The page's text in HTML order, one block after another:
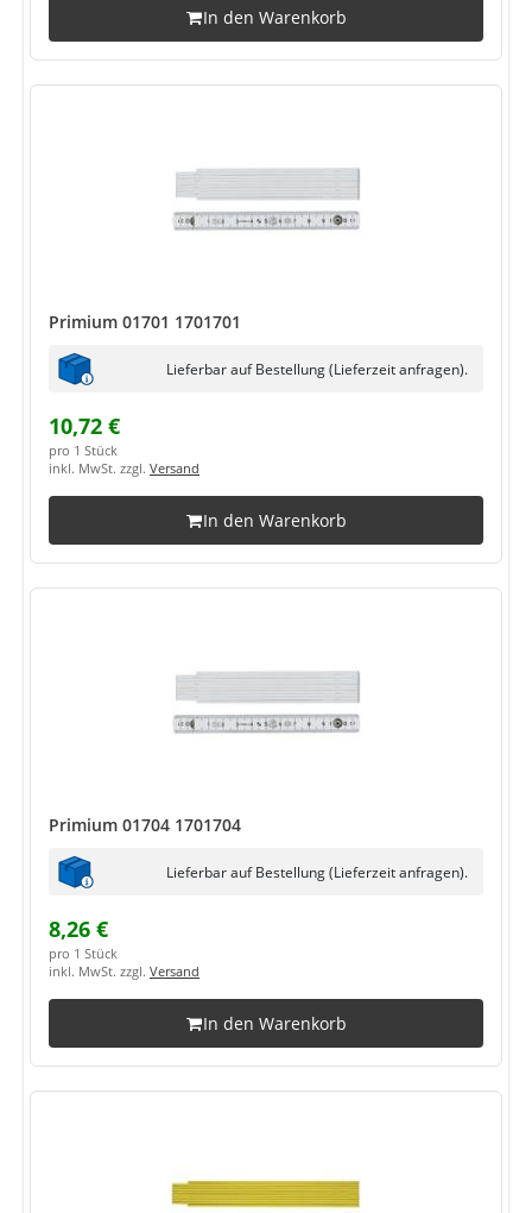
In den Warenkorb
Primium 01701 1701701
Lieferbar auf Bestellung (Lieferzeit anfragen).
10,72 €
pro 1 Stück
inkl. MwSt. zzgl. Versand
In den Warenkorb
Primium 01704 1701704
Lieferbar auf Bestellung (Lieferzeit anfragen).
8,26 €
pro 1 Stück
inkl. MwSt. zzgl. Versand
In den Warenkorb